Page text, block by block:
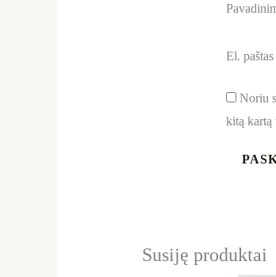
El. paštas
Noriu
kitą kartą
Susiję produktai